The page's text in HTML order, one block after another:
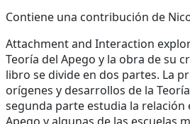
Contiene una contribución de
Attachment and Interaction
Teoría del Apego y la obra de su
libro se divide en dos partes. La
orígenes y desarrollos de la
segunda parte estudia la relación